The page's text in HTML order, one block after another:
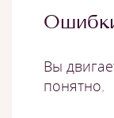
Вы
понятно.